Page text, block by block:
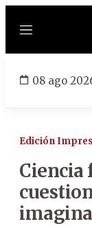
Menú
08 ago
Edición
Ciencia